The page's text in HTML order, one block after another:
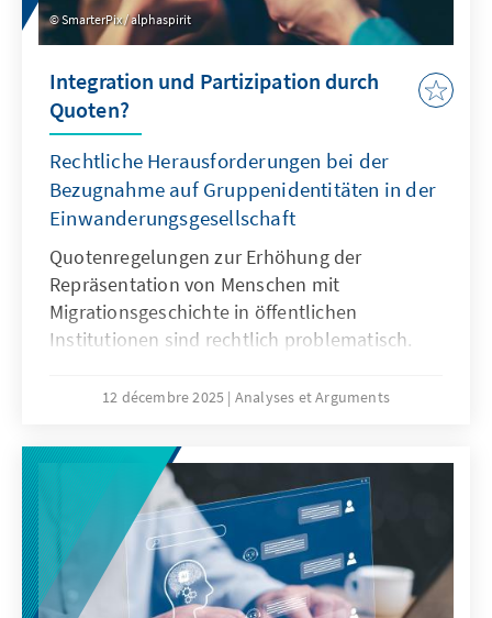
SmarterPix / alphaspirit
Integration und Partizipation durch
Quoten?
Rechtliche Herausforderungen bei der
Bezugnahme auf Gruppenidentitäten in der
Einwanderungsgesellschaft
Quotenregelungen zur Erhöhung der
Repräsentation von Menschen mit
Migrationsgeschichte in öffentlichen
Institutionen sind rechtlich problematisch.
nach Herkunft. Für Quoten zugunsten von
verfassungsrechtliche Grundlage. Das Papier
zeigt: Sonderregelungen für neu
eingewanderte Menschen sind nur zu Beginn
sinnvoll. Später besteht die herausfordernde
Aufgabe der Abgrenzung der Gruppe.
12 décembre 2025 Analyses et Arguments